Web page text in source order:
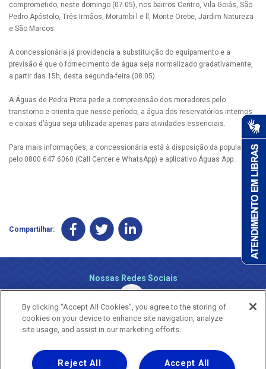
comprometido, neste domingo (07.05), nos bairros Centro, Vila Goiás, São
Pedro Apóstolo, Três Irmãos, Morumbi l e ll, Monte Orebe, Jardim Natureza
e São Marcos.
A concessionária já providencia a substituição do equipamento e a
previsão é que o fornecimento de água seja normalizado gradativamente,
a partir das 15h, desta segunda-feira (08.05).
A Águas de Pedra Preta pede a compreensão dos moradores pelo
transtorno e orienta que nesse período, a água dos reservatórios internos
e caixas d’água seja utilizada apenas para atividades essenciais.
Para mais informações, a concessionária está à disposição da população
pelo 0800 647 6060 (Call Center e WhatsApp) e aplicativo Águas App.
Compartilhar:
Nossas Redes Sociais
By clicking “Accept All Cookies”, you agree to the storing of
cookies on your device to enhance site navigation, analyze
site usage, and assist in our marketing efforts.
Accept All
Reject All